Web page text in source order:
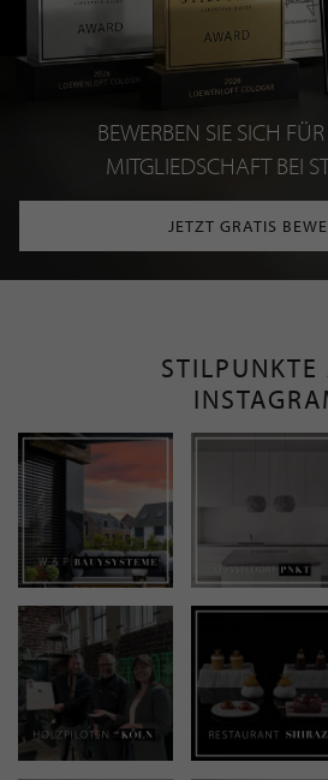
BEWERBEN SIE SICH
MITGLIEDSCHAFT BEI
JETZT GRATIS
STILPUNKTE